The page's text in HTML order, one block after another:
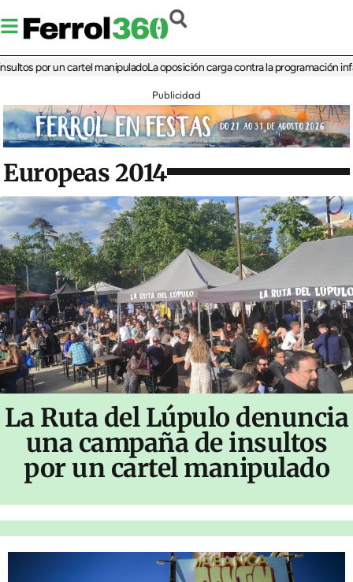
por un cartel manipuladoLa oposición carga contra la programación infantil
Publicidad
Europeas 2014
La Ruta del Lúpulo denuncia
una campaña de insultos
por un cartel manipulado